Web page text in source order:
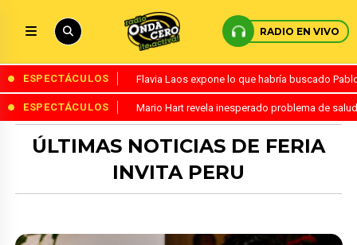
RADIO EN VIVO
ESPECTÁCULOS Flavia Laos expone lo que habría buscado
ESPECTÁCULOS Mario Hart revela inesperado problema de
ÚLTIMAS NOTICIAS DE FERIA
INVITA PERU